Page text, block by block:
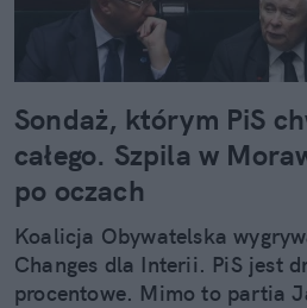
Sondaż, którym PiS
całego. Szpila w
po oczach
Koalicja Obywatelska
Changes dla Interii. PiS jest
procentowe. Mimo to partia